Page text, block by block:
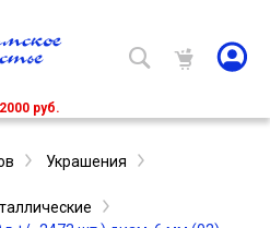
руб.
Украшения